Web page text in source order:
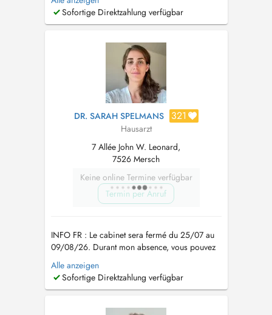
naissance jusqu'à l'âge adulte, y compris les
vaccins. Ainsi que de la santé de la femme (
également des échographies abdomin...
Sofortige Direktzahlung verfügbar
DR. SARAH SPELMANS 321
Hausarzt
7 Allée John W. Leonard,
7526 Mersch
Keine online Termine verfügbar
Termin per Anruf
INFO FR : Le cabinet sera fermé du 25/07 au
09/08/26. Durant mon absence, vous pouvez
faire appel : --> la semaine du 27 juillet : au Dr
Tsakou Julie, également disponible via Doctena.
--> la semaine du 3 aout : à la maison médicale
Alle anzeigen
Sofortige Direktzahlung verfügbar